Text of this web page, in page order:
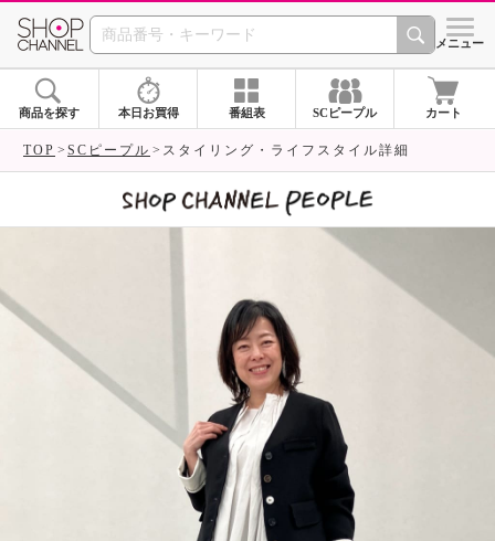
SHOP CHANNEL シメニュー
商品を探す 本日お買得 番組表 SCピープル カート
TOP SCピープル スタイリング・ライフスタイル詳細